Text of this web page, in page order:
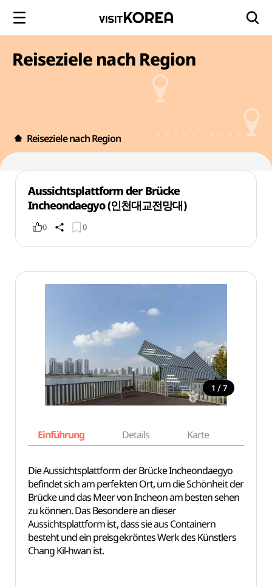
Reiseziele nach Region
Reiseziele nach Region
Aussichtsplattform der Brücke
Incheondaegyo (인천대교전망대)
0 0
1 / 7
Einführung Details Karte
Die Aussichtsplattform der Brücke Incheondaegyo
befindet sich am perfekten Ort, um die Schönheit der
Brücke und das Meer von Incheon am besten sehen
zu können. Das Besondere an dieser
Aussichtsplattform ist, dass sie aus Containern
besteht und ein preisgekröntes Werk des Künstlers
Chang Kil-hwan ist.